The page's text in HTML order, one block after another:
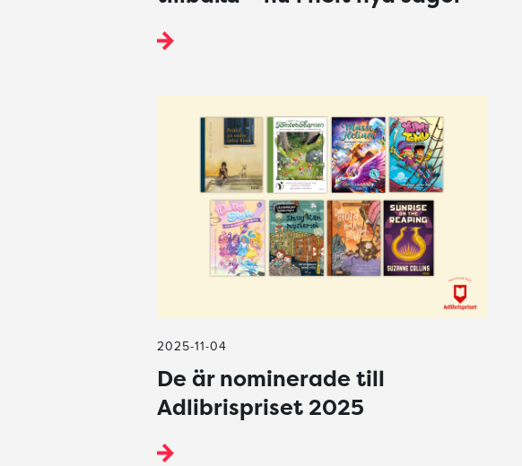
2025-11-04
De är nominerade till
Adlibrispriset 2025